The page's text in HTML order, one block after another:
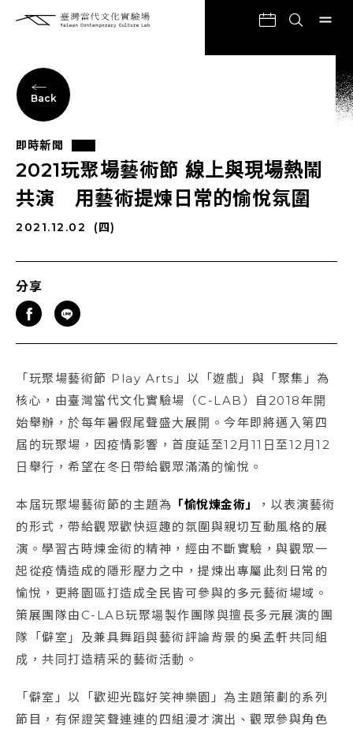
Back
即時新聞
2021玩聚場藝術節 線上與現場熱鬧
共演 用藝術提煉日常的愉悅氛圍
2021.12.02 (四)
分享
「玩聚場藝術節 Play Arts」以「遊戲」與「聚集」為
核心，由臺灣當代文化實驗場（C-LAB）自2018年開
始舉辦，於每年暑假尾聲盛大展開。今年即將邁入第四
屆的玩聚場，因疫情影響，首度延至12月11日至12月12
日舉行，希望在冬日帶給觀眾滿滿的愉悅。
本屆玩聚場藝術節的主題為 「愉悅煉金術」
，以表演藝術
的形式，帶給觀眾歡快逗趣的氛圍與親切互動風格的展
演。學習古時煉金術的精神，經由不斷實驗，與觀眾一
起從疫情造成的隱形壓力之中，提煉出專屬此刻日常的
愉悅，更將園區打造成全民皆可參與的多元藝術場域。
策展團隊由C-LAB玩聚場製作團隊與擅長多元展演的團
隊「僻室」及兼具舞蹈與藝術評論背景的吳孟軒共同組
成，共同打造精采的藝術活動。
「僻室」以「歡迎光臨好笑神樂園」為主題策劃的系列
節目，有保證笑聲連連的四組漫才演出、觀眾參與角色